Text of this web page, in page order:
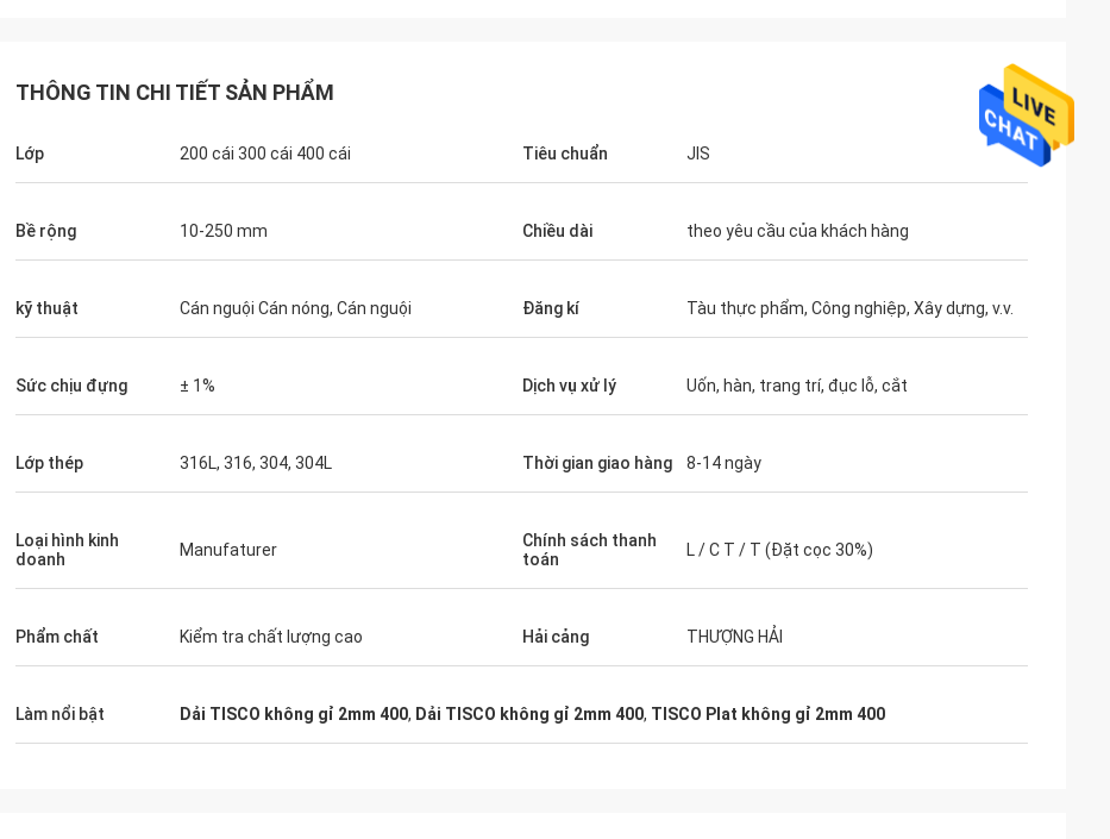
Diego Nemer
nice seamless pipes!
THÔNG TIN CHI TIẾT SẢN PHẨM
Lớp 200 cái 300 cái 400 cái Tiêu chuẩn JIS
Bề rộng 10-250 mm Chiều dài theo yêu cầu của khách hàng
kỹ thuật Cán nguội Cán nóng, Cán nguội Đăng kí Tàu thực phẩm, Công nghiệp, Xây dựng, v.v.
Sức chịu đựng ± 1% Dịch vụ xử lý Uốn, hàn, trang trí, đục lỗ, cắt
Lớp thép 316L, 316, 304, 304L Thời gian giao hàng 8-14 ngày
Loại hình kinh
doanh
Manufaturer
Chính sách thanh
toán
L / C T / T (Đặt cọc 30%)
Phẩm chất Kiểm tra chất lượng cao Hải cảng THƯỢNG HẢI
Làm nổi bật Dải TISCO không gỉ 2mm 400, Dải TISCO không gỉ 2mm 400, TISCO Plat không gỉ 2mm 400